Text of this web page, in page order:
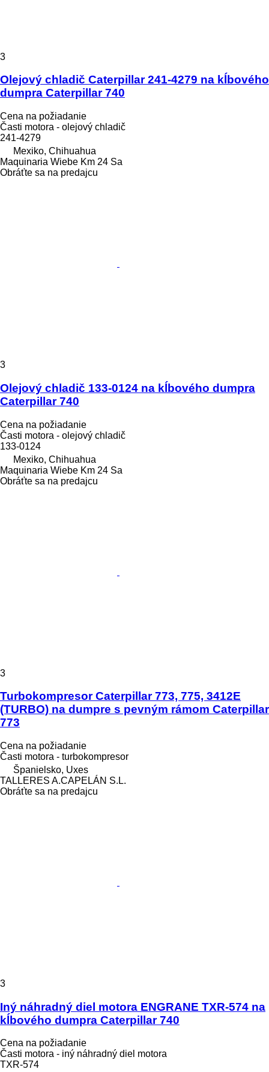
3
Olejový chladič Caterpillar 241-4279 na kĺbového
dumpra Caterpillar 740
Cena na požiadanie
Časti motora - olejový chladič
241-4279
Mexiko, Chihuahua
Maquinaria Wiebe Km 24 Sa
Obráťte sa na predajcu
3
Olejový chladič 133-0124 na kĺbového dumpra
Caterpillar 740
Cena na požiadanie
Časti motora - olejový chladič
133-0124
Mexiko, Chihuahua
Maquinaria Wiebe Km 24 Sa
Obráťte sa na predajcu
3
Turbokompresor Caterpillar 773, 775, 3412E
(TURBO) na dumpre s pevným rámom Caterpillar
773
Cena na požiadanie
Časti motora - turbokompresor
Španielsko, Uxes
TALLERES A.CAPELÁN S.L.
Obráťte sa na predajcu
3
Iný náhradný diel motora ENGRANE TXR-574 na
kĺbového dumpra Caterpillar 740
Cena na požiadanie
Časti motora - iný náhradný diel motora
TXR-574